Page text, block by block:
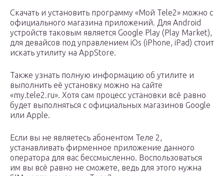
Скачать и установить программу «Мой Tele2» можно с
официального магазина приложений. Для Android
устройств таковым является Google Play (Play Market),
для девайсов под управлением iOs (iPhone, iPad) стоит
искать утилиту на AppStore.
Также узнать полную информацию об утилите и
выполнить её установку можно на сайте
«my.tele2.ru». Хотя сам процесс установки всё равно
будет выполняться с официальных магазинов Google
или Apple.
Если вы не являетесь абонентом Теле 2,
устанавливать фирменное приложение данного
оператора для вас бессмысленно. Воспользоваться
им вы всё равно не сможете, ведь для этого нужна